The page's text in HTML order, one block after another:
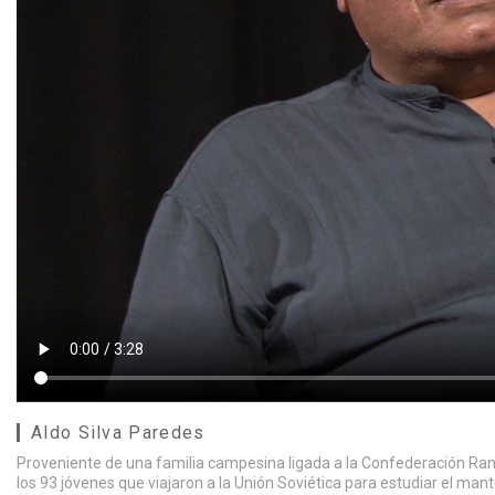
Aldo Silva Paredes
Proveniente de una familia campesina ligada a la Confederación
los 93 jóvenes que viajaron a la Unión Soviética para estudiar el